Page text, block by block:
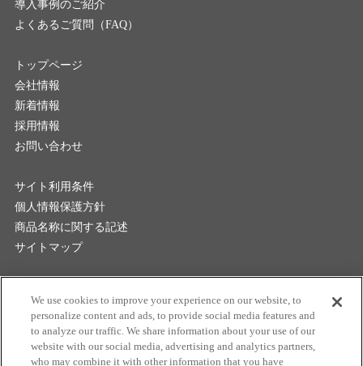
トップページ
会社情報
新着情報
採用情報
お問い合わせ
サイト利用条件
個人情報保護方針
商品名称に関する記述
サイトマップ
導入事例のご紹介
よくあるご質問（FAQ）
We use cookies to improve your experience on our website, to
personalize content and ads, to provide social media features and
to analyze our traffic. We share information about your use of our
website with our social media, advertising and analytics partners,
who may combine it with other information that you have